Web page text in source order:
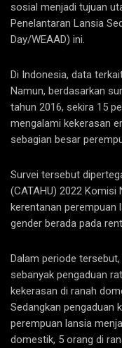
sosial menjadi tujuan
Penelantaran Lansia
Day/WEAAD) ini.
Di Indonesia, data
Namun, berdasarkan
tahun 2016, sekira 15
mengalami kekerasan
sebagian besar
Survei tersebut
(CATAHU) 2022 Komisi
kerentanan perempuan
gender berada pada
Dalam periode
sebanyak pengaduan
kekerasan di ranah
Sedangkan pengaduan
perempuan lansia
domestik, 5 orang di